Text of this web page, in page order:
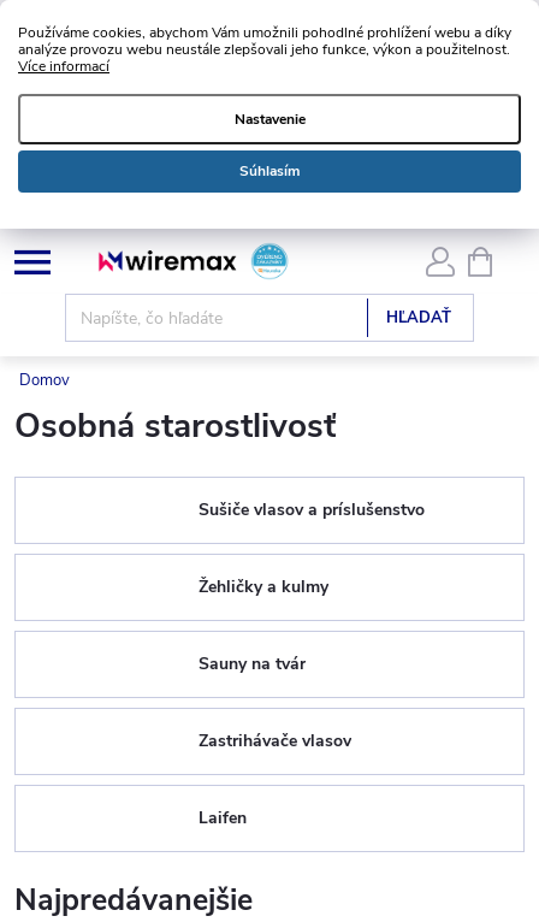
Používáme cookies, abychom Vám umožnili pohodlné prohlížení webu a díky
analýze provozu webu neustále zlepšovali jeho funkce, výkon a použitelnost.
Více informací
Nastavenie
Súhlasím
Prejsť
na
HĽADAŤ
KOŠÍK
Domov
Osobná starostlivosť
Sušiče vlasov a príslušenstvo
Žehličky a kulmy
Sauny na tvár
Zastrihávače vlasov
Laifen
Najpredávanejšie